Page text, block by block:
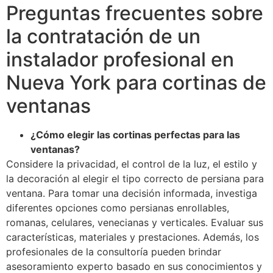
Preguntas frecuentes sobre
la contratación de un
instalador profesional en
Nueva York para cortinas de
ventanas
¿Cómo elegir las cortinas perfectas para las
ventanas?
Considere la privacidad, el control de la luz, el estilo y
la decoración al elegir el tipo correcto de persiana para
ventana. Para tomar una decisión informada, investiga
diferentes opciones como persianas enrollables,
romanas, celulares, venecianas y verticales. Evaluar sus
características, materiales y prestaciones. Además, los
profesionales de la consultoría pueden brindar
asesoramiento experto basado en sus conocimientos y